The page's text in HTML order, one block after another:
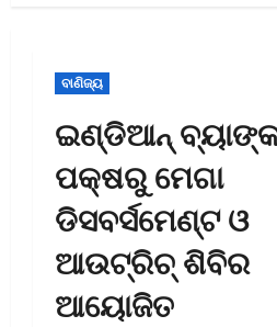
ବାଣିଜ୍ୟ
ଇଣ୍ଡିଆନ୍
ପକ୍ଷରୁ ମେଗା
ଡିସବର୍ସମେଣ୍ଟ ଓ
ଆଉଟ୍‌ରିଚ୍ ଶିବିର
ଆୟୋଜିତ